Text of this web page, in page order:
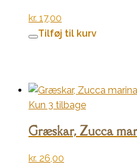
kr. 17,00
Tilføj til kurv
Kun 3 tilbage
Græskar, Zucca
kr. 26,00